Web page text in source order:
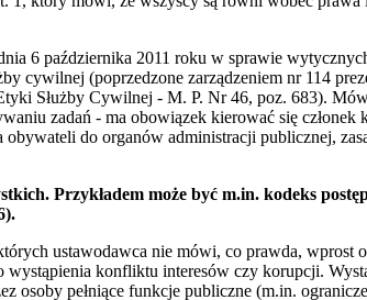
6 października 2011 roku w sprawie
cywilnej (poprzedzone zarządzeniem nr 114
Służby Cywilnej - M. P. Nr 46, poz. 683).
zadań - ma obowiązek kierować się członek
obywateli do organów administracji publicznej,
Przykładem może być m.in. kodeks
ustawodawca nie mówi, co prawda, wprost
konfliktu interesów czy korupcji.
osoby pełniące funkcje publiczne (m.in.